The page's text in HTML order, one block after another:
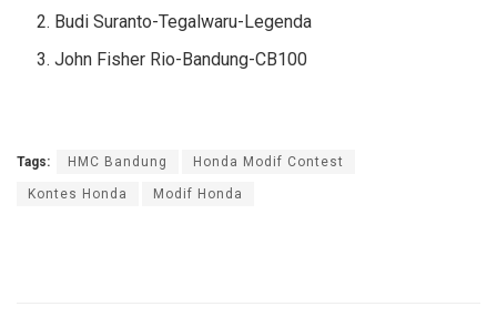
Budi Suranto-Tegalwaru-Legenda
John Fisher Rio-Bandung-CB100
Tags: HMC Bandung Honda Modif Contest
Kontes Honda Modif Honda